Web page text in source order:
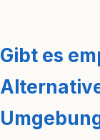
Gibt es